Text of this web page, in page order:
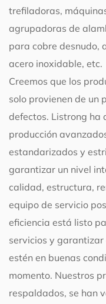
trefiladoras,
agrupadoras de
para cobre desnudo,
acero inoxidable, etc.
Creemos que los
solo provienen de un
defectos. Listrong ha
producción
estandarizados y
garantizar un nivel
calidad, estructura,
equipo de servicio
eficiencia está listo
servicios y garantizar
estén en buenas
momento. Nuestros
respaldados, se han